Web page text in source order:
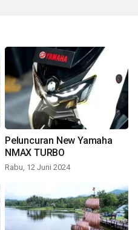
Peluncuran New Yamaha
NMAX TURBO
Rabu, 12 Juni 2024